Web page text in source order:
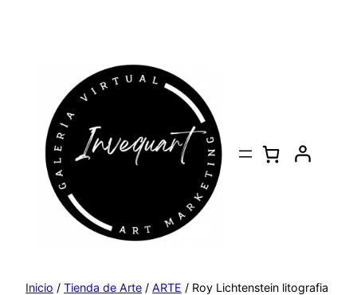
Inicio / Tienda de Arte / ARTE / Roy Lichtenstein litografia